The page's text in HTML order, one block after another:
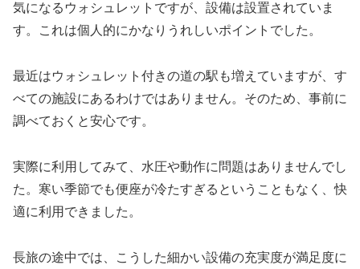
気になるウォシュレットですが、設備は設置されていま
す。これは個人的にかなりうれしいポイントでした。
最近はウォシュレット付きの道の駅も増えていますが、す
べての施設にあるわけではありません。そのため、事前に
調べておくと安心です。
実際に利用してみて、水圧や動作に問題はありませんでし
た。寒い季節でも便座が冷たすぎるということもなく、快
適に利用できました。
長旅の途中では、こうした細かい設備の充実度が満足度に